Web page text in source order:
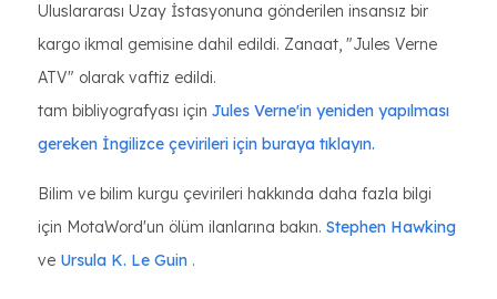
Uluslararası Uzay İstasyonuna gönderilen insansız bir
kargo ikmal gemisine dahil edildi. Zanaat, "Jules Verne
ATV" olarak vaftiz edildi.
tam bibliyografyası için Jules Verne'in yeniden yapılması
gereken İngilizce çevirileri için buraya tıklayın.
Bilim ve bilim kurgu çevirileri hakkında daha fazla bilgi
için MotaWord'un ölüm ilanlarına bakın. Stephen Hawking
ve Ursula K. Le Guin .